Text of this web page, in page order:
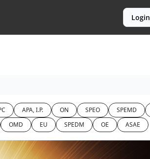
Login
APA, I.P. ON SPEO SPEMD
OMD EU SPEDM OE ASAE